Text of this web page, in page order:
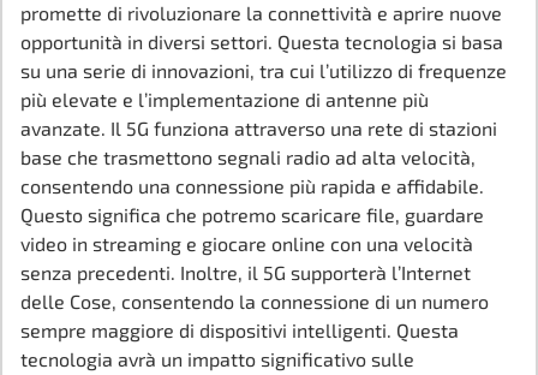
promette di rivoluzionare la connettività e aprire nuove
opportunità in diversi settori. Questa tecnologia si basa
su una serie di innovazioni, tra cui l’utilizzo di frequenze
più elevate e l’implementazione di antenne più
avanzate. Il 5G funziona attraverso una rete di stazioni
base che trasmettono segnali radio ad alta velocità,
consentendo una connessione più rapida e affidabile.
Questo significa che potremo scaricare file, guardare
video in streaming e giocare online con una velocità
senza precedenti. Inoltre, il 5G supporterà l’Internet
delle Cose, consentendo la connessione di un numero
sempre maggiore di dispositivi intelligenti. Questa
tecnologia avrà un impatto significativo sulle